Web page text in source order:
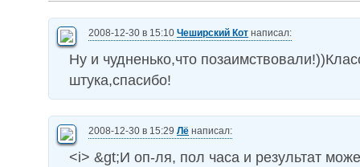
2008-12-30 в 15:10 Чеширский Кот написал:
Ну и чудненько,что
штука,спасибо!
2008-12-30 в 15:29 Лё написал:
<i> &gt;И оп-ля, пол часа и результат